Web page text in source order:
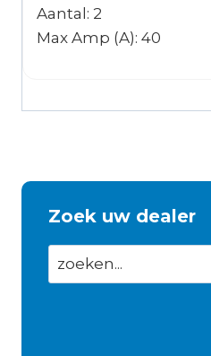
Aantal: 2
Max Amp (A): 40
Zoek uw dealer